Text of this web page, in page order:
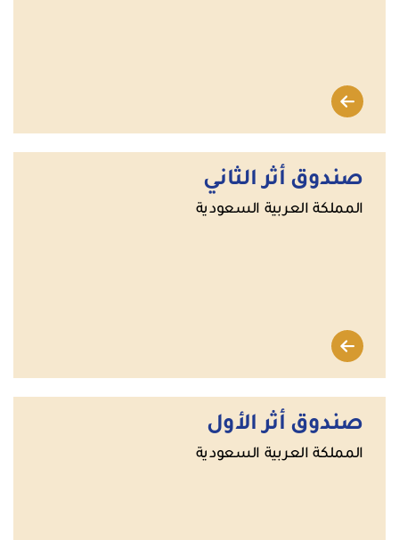
صندوق أثر الثاني
المملكة العربية السعودية
صندوق أثر الأول
المملكة العربية السعودية